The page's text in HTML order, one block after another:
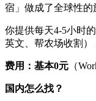
宿」做成了全球性的
你提供每天4-5小时
英文、帮农场收割）
费用：基本0元 （
国内怎么找？